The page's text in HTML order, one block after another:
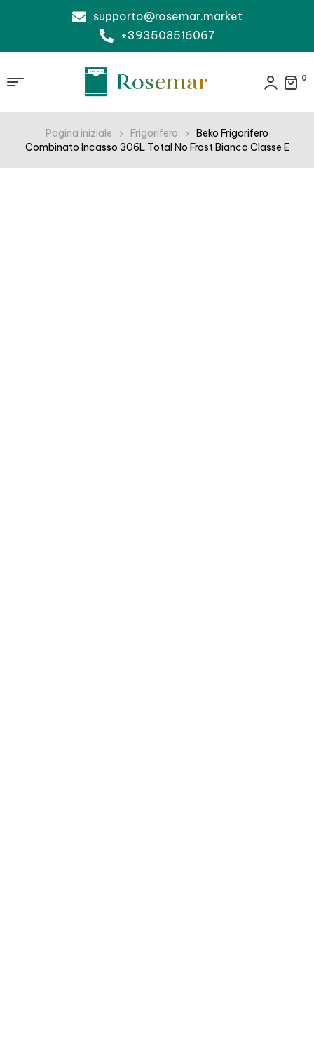
supporto@rosemar.market
+393508516067
0
Pagina iniziale Frigorifero
Beko Frigorifero
Combinato Incasso 306L Total No Frost Bianco Classe E